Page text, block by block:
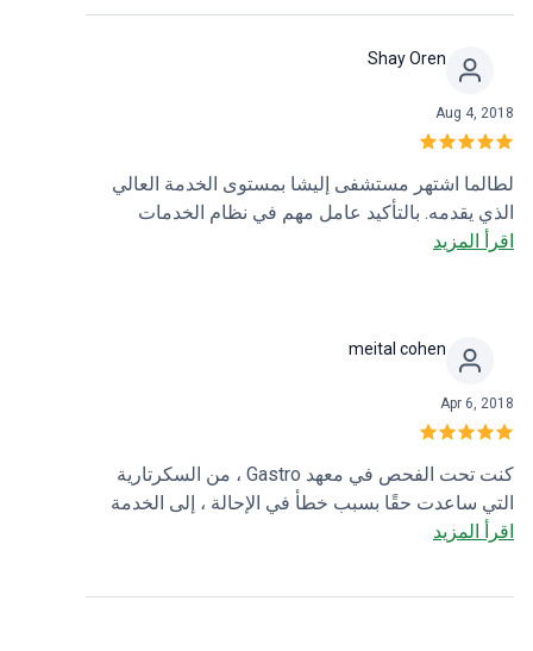
Shay Oren
Aug 4, 2018
لطالما اشتهر مستشفى إليشا بمستوى الخدمة العالي
الذي يقدمه. بالتأكيد عامل مهم في نظام الخدمات
الطبية في الشمال - أحسنت!
اقرأ المزيد
meital cohen
Apr 6, 2018
كنت تحت الفحص في معهد Gastro ، من السكرتارية
التي ساعدت حقًا بسبب خطأ في الإحالة ، إلى الخدمة
الطبية والممرضات. لقد كانت تجربة جيدة حقا.
اقرأ المزيد